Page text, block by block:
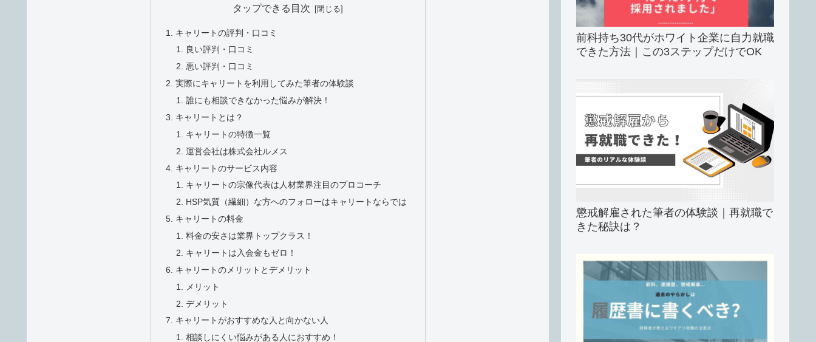
タップできる目次
キャリートの評判・口コミ
良い評判・口コミ
悪い評判・口コミ
実際にキャリートを利用してみた筆者の体験談
誰にも相談できなかった悩みが解決！
キャリートとは？
キャリートの特徴一覧
運営会社は株式会社ルメス
キャリートのサービス内容
キャリートの宗像代表は人材業界注目のプロコーチ
HSP気質（繊細）な方へのフォローはキャリートならでは
キャリートの料金
料金の安さは業界トップクラス！
キャリートは入会金もゼロ！
キャリートのメリットとデメリット
メリット
デメリット
キャリートがおすすめな人と向かない人
相談しにくい悩みがある人におすすめ！
前科持ち30代がホワイト企業に自力就職
できた方法｜この3ステップだけでOK
懲戒解雇された筆者の体験談｜再就職で
きた秘訣は？